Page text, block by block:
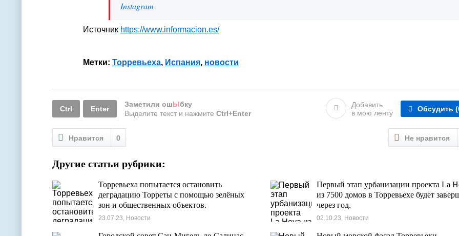
Instagram
Источник https://www.informacion.es/
Метки: Торревьеха, Испания, новости
Ctrl Enter
Заметили ошЫбку
Выделите текст и нажмите Ctrl+Enter
Добавить
в мою ленту
Обсудить
Нравится 0 Не нравится
Другие статьи рубрики:
Торревьеха попытается остановить
деградацию Торреты с помощью зелёных
зон и общественных объектов.
23.07.23, Новости
Первый этап урбанизации проекта La
из 7500 домов в Торревьехе будет
через год.
02.10.23, Новости